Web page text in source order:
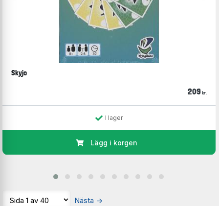
Skyjo
209 kr.
I lager
Lägg i korgen
Nästa →